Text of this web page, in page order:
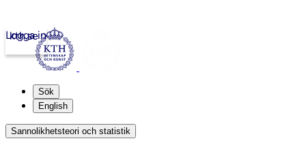
kth.se
Logga in
Sök
English
Sannolikhetsteori och statistik